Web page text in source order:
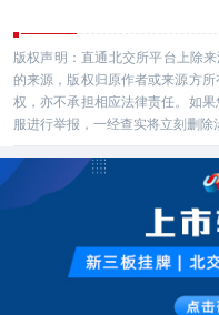
版权声明：直通北交所平台上除
的来源，版权归原作者或来源方
权，亦不承担相应法律责任。如
服进行举报，一经查实将立刻删除